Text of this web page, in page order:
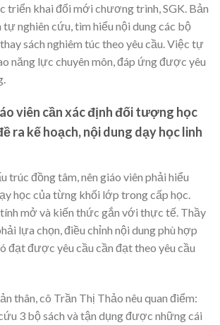
triển khai đổi mới chương trình, SGK. Bản
tự nghiên cứu, tìm hiểu nội dung các bộ
sách nghiêm túc theo yêu cầu. Việc tự
năng lực chuyên môn, đáp ứng được yêu
viên cần xác định đối tượng học
ra kế hoạch, nội dung dạy học linh
trúc đồng tâm, nên giáo viên phải hiểu
học của từng khối lớp trong cấp học.
mở và kiến thức gắn với thực tế. Thầy
lựa chọn, điều chỉnh nội dung phù hợp
đạt được yêu cầu cần đạt theo yêu cầu
thân, cô Trần Thị Thảo nêu quan điểm:
3 bộ sách và tận dụng được những cái